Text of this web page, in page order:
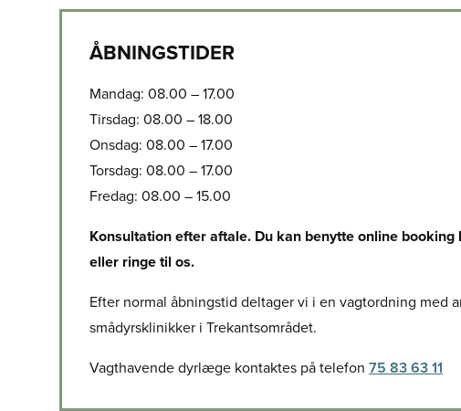
ÅBNINGSTIDER
Mandag: 08.00 – 17.00
Tirsdag: 08.00 – 18.00
Onsdag: 08.00 – 17.00
Torsdag: 08.00 – 17.00
Fredag: 08.00 – 15.00​
Konsultation efter aftale. Du kan benytte online booking
eller ringe til os.
​Efter normal åbningstid deltager vi i en vagtordning med
smådyrsklinikker i Trekantsområdet.
​Vagthavende dyrlæge kontaktes på telefon 75 83 63 11